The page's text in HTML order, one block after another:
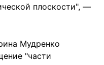
плоскости", —
Мудренко
"части